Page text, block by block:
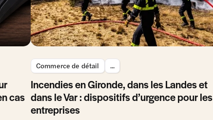
cas
Commerce de détail ...
Incendies en Gironde, dans les Landes et
dans le Var : dispositifs d’urgence pour les
entreprises